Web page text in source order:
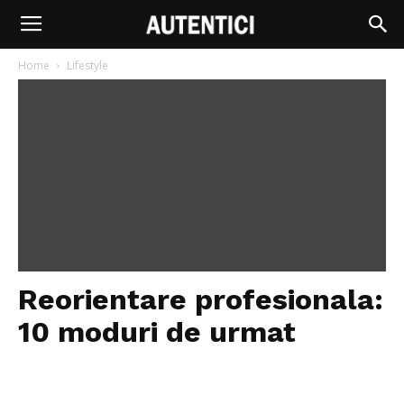
Home Lifestyle
Reorientare profesionala:
10 moduri de urmat